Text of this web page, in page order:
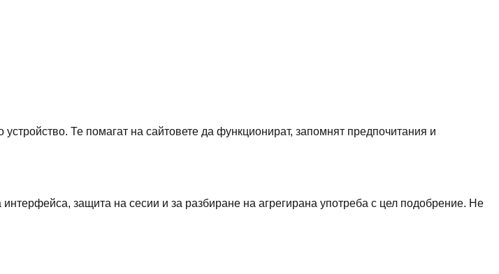
Те помагат на сайтовете да функционират, запомнят предпочитания и
защита на сесии и за разбиране на агрегирана употреба с цел подобрение. Не